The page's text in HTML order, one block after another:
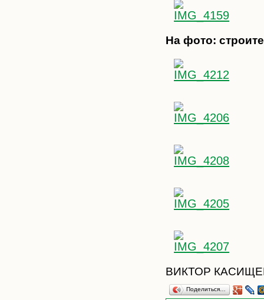
На фото:
ВИКТОР
Поделиться…